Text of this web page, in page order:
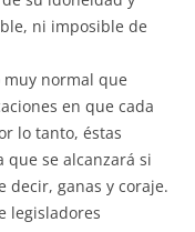
ni imposible de
muy normal que
en que cada
lo tanto, éstas
que se alcanzará si
decir, ganas y coraje.
legisladores